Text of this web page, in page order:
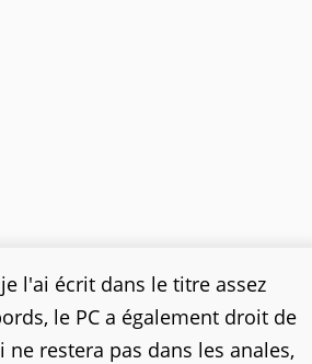
l'ai écrit dans le titre assez
le PC a également droit de
ne restera pas dans les anales,